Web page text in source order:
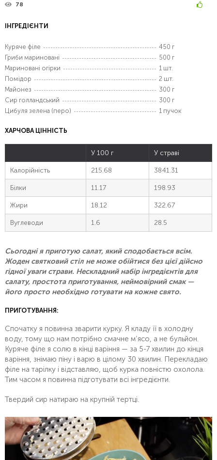
78
ІНГРЕДІЄНТИ
Куряче філе
450 г
Гриби мариновані
500 г
Мариновані огірки
1 шт.
Помідор
2 шт.
Майонез
300 г
Сир голландський
300 г
Цибуля зелена (перо)
1 пучок
ХАРЧОВА ЦІННІСТЬ
У 100 г У страві
Калорійність 215.68 3841.31
Білки 11.17 198.93
Жири 18.12 322.67
Вуглеводи 1.6 28.5
Сьогодні я приготую салат, який сподобається всім.
Жоден святковий стіл не може обійтися без цієї дійсно
гідної уваги страви. Нескладний набір інгредієнтів для
салату, простота приготування, неймовірний смак —
його просто необхідно готувати на кожне свято.
ПРИГОТУВАННЯ:
Спочатку я повинна зварити курку. Я кладу її в холодну
воду, тому що нам потрібно смачне м’ясо, а не бульйон.
Куряче філе я солю в кінці варіння — за 5-7 хвилин до кінця
варіння, знімаю піну і варю в цілому 30 хвилин. Перекладаю
філе на тарілку і відставляю, щоб курка повністю охолола.
Тим часом я повинна підготувати всі інгредієнти.
Твердий сир натираю на крупній тертці.